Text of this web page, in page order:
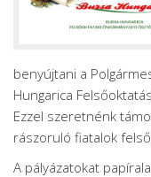
benyújtani a
Hungarica
Ezzel szeretnénk
rászoruló fiatalok
A pályázatokat